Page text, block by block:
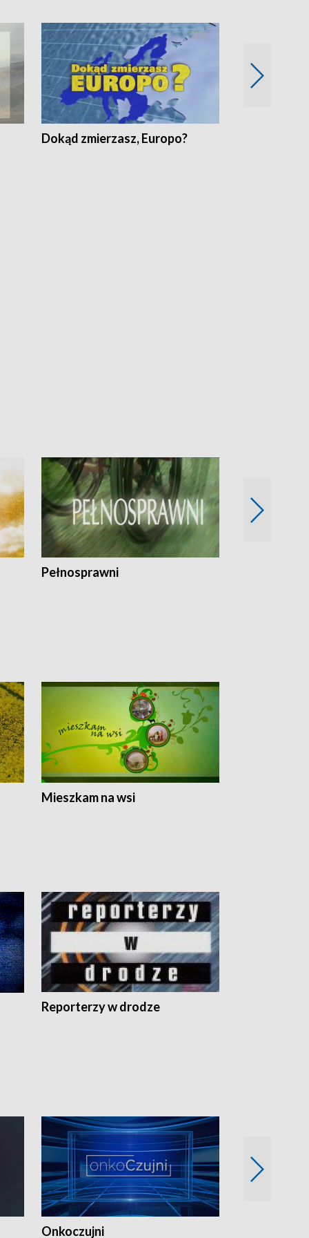
Dokąd zmierzasz, Europo?
Pełnosprawni
Mieszkam na wsi
Reporterzy w drodze
Onkoczujni